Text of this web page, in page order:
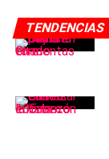
TENDENCIAS